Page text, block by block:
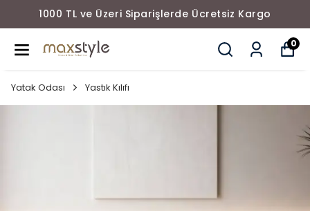
1000 TL ve Üzeri Siparişlerde Ücretsiz Kargo
0
Yatak Odası Yastık Kılıfı